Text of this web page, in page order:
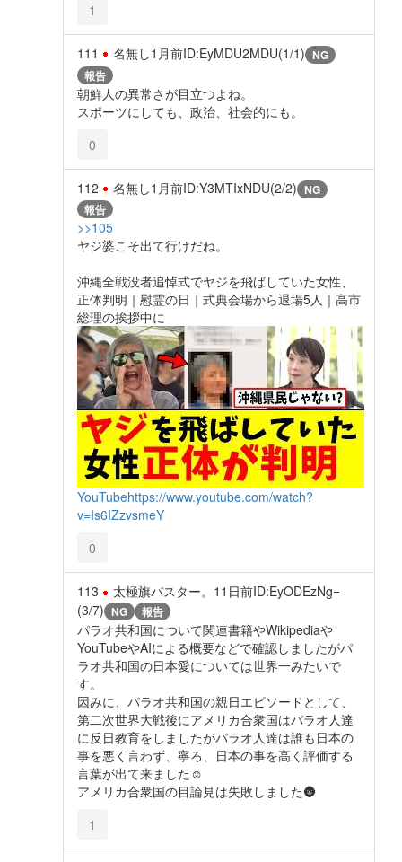
1
111 名無し1月前ID:EyMDU2MDU(1/1) NG
報告
朝鮮人の異常さが目立つよね。
スポーツにしても、政治、社会的にも。
0
112 名無し1月前ID:Y3MTIxNDU(2/2) NG
報告
>>105
ヤジ婆こそ出て行けだね。
沖縄全戦没者追悼式でヤジを飛ばしていた女性、
正体判明｜慰霊の日｜式典会場から退場5人｜高市
総理の挨拶中に
YouTubehttps://www.youtube.com/watch?
v=Is6IZzvsmeY
0
113 太極旗バスター。 11日前ID:EyODEzNg=
(3/7) NG 報告
パラオ共和国について関連書籍やWikipediaや
YouTubeやAIによる概要などで確認しましたがパ
ラオ共和国の日本愛については世界一みたいで
す。
因みに、パラオ共和国の親日エピソードとして、
第二次世界大戦後にアメリカ合衆国はパラオ人達
に反日教育をしましたがパラオ人達は誰も日本の
事を悪く言わず、寧ろ、日本の事を高く評価する
言葉が出て来ました☺️
アメリカ合衆国の目論見は失敗しました🌚
1